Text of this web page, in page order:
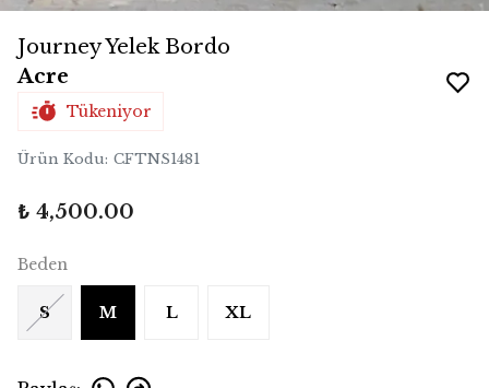
Journey Yelek Bordo
Acre
Tükeniyor
Ürün Kodu: CFTNS1481
₺ 4,500.00
Beden
S M L XL